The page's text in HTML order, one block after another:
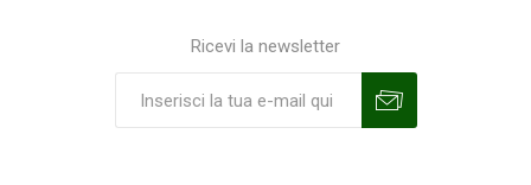
Ricevi la newsletter